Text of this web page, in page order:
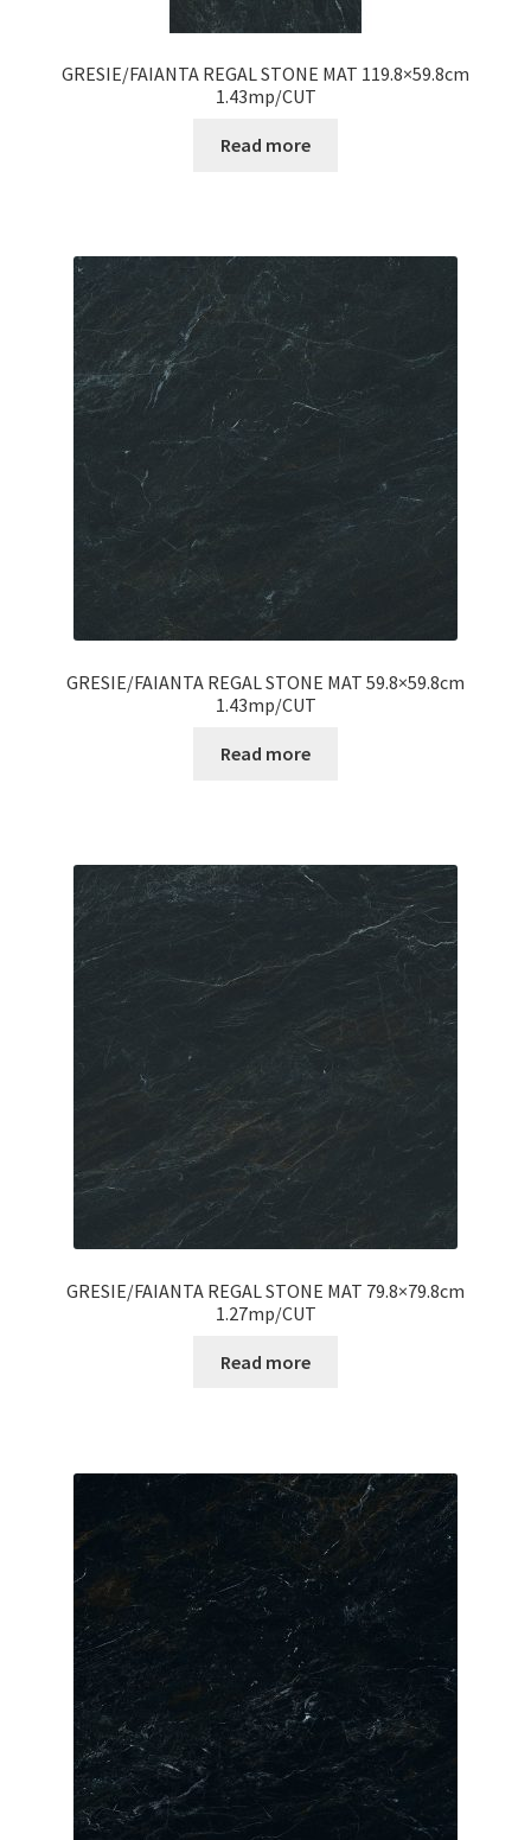
GRESIE/FAIANTA REGAL STONE MAT 119.8×59.8cm
1.43mp/CUT
Read more
GRESIE/FAIANTA REGAL STONE MAT 59.8×59.8cm
1.43mp/CUT
Read more
GRESIE/FAIANTA REGAL STONE MAT 79.8×79.8cm
1.27mp/CUT
Read more